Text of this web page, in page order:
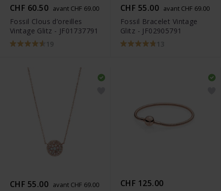
CHF 60.50 avant CHF 69.00
Fossil Clous d’oreilles
Vintage Glitz - JF01737791
19
CHF 55.00 avant CHF 69.00
Fossil Bracelet Vintage
Glitz - JF02905791
13
CHF 55.00 avant CHF 69.00 CHF 125.00